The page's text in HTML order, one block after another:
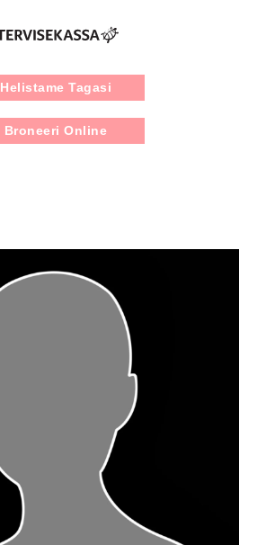
Broneeri Online
Helistame Tagasi